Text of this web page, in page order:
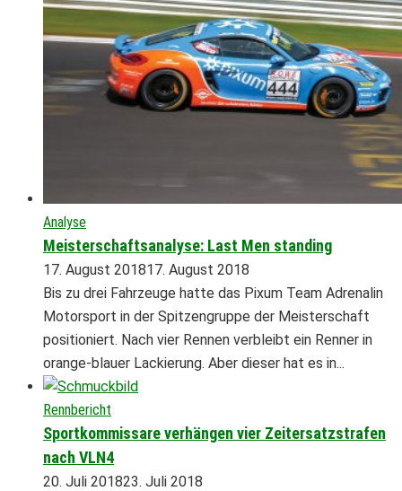
Analyse
Meisterschaftsanalyse: Last Men standing
17. August 201817. August 2018
Bis zu drei Fahrzeuge hatte das Pixum Team Adrenalin
Motorsport in der Spitzengruppe der Meisterschaft
positioniert. Nach vier Rennen verbleibt ein Renner in
orange-blauer Lackierung. Aber dieser hat es in...
Rennbericht
Sportkommissare verhängen vier Zeitersatzstrafen
nach VLN4
20. Juli 201823. Juli 2018